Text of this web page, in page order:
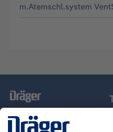
m.Atemschl.system
Dräger Austria GmbH